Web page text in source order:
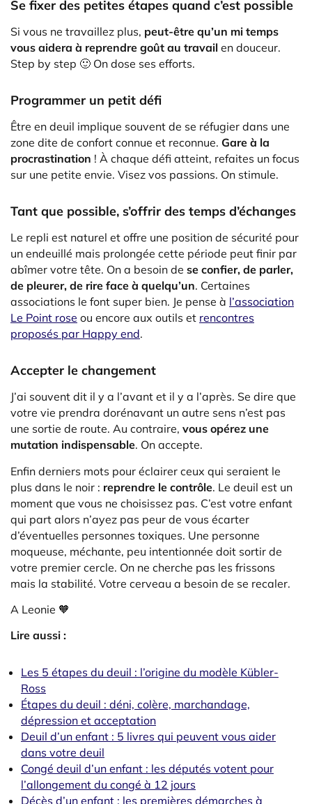
Se fixer des petites étapes quand c’est possible
Si vous ne travaillez plus, peut-être qu’un mi temps
vous aidera à reprendre goût au travail en douceur.
Step by step 🙂 On dose ses efforts.
Programmer un petit défi
Être en deuil implique souvent de se réfugier dans une
zone dite de confort connue et reconnue. Gare à la
procrastination ! À chaque défi atteint, refaites un focus
sur une petite envie. Visez vos passions. On stimule.
Tant que possible, s’offrir des temps d’échanges
Le repli est naturel et offre une position de sécurité pour
un endeuillé mais prolongée cette période peut finir par
abîmer votre tête. On a besoin de se confier, de parler,
de pleurer, de rire face à quelqu’un. Certaines
associations le font super bien. Je pense à l’association
Le Point rose ou encore aux outils et rencontres
proposés par Happy end.
Accepter le changement
J’ai souvent dit il y a l’avant et il y a l’après. Se dire que
votre vie prendra dorénavant un autre sens n’est pas
une sortie de route. Au contraire, vous opérez une
mutation indispensable. On accepte.
Enfin derniers mots pour éclairer ceux qui seraient le
plus dans le noir : reprendre le contrôle. Le deuil est un
moment que vous ne choisissez pas. C’est votre enfant
qui part alors n’ayez pas peur de vous écarter
d’éventuelles personnes toxiques. Une personne
moqueuse, méchante, peu intentionnée doit sortir de
votre premier cercle. On ne cherche pas les frissons
mais la stabilité. Votre cerveau a besoin de se recaler.
A Leonie 🧡
Lire aussi :
Les 5 étapes du deuil : l’origine du modèle Kübler-
Ross
Étapes du deuil : déni, colère, marchandage,
dépression et acceptation
Deuil d’un enfant : 5 livres qui peuvent vous aider
dans votre deuil
Congé deuil d’un enfant : les députés votent pour
l’allongement du congé à 12 jours
Décès d’un enfant : les premières démarches à